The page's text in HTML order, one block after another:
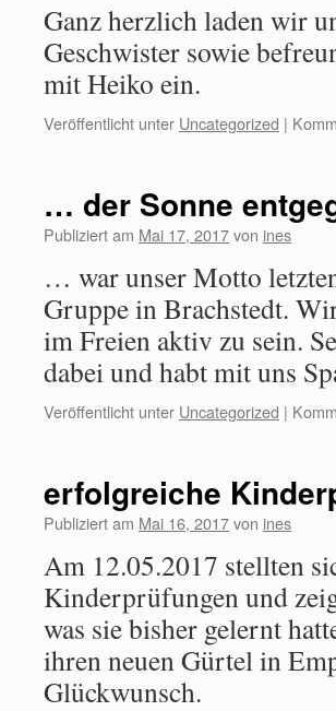
Ganz herzlich laden wir
Geschwister sowie
mit Heiko ein.
Veröffentlicht unter Uncategorized |
… der Sonne
Publiziert am Mai 17, 2017von ines
… war unser Motto
Gruppe in Brachstedt.
im Freien aktiv zu sein.
dabei und habt mit uns
Veröffentlicht unter Uncategorized |
erfolgreiche
Publiziert am Mai 16, 2017von ines
Am 12.05.2017 stellten
Kinderprüfungen und
was sie bisher gelernt
ihren neuen Gürtel in
Glückwunsch.